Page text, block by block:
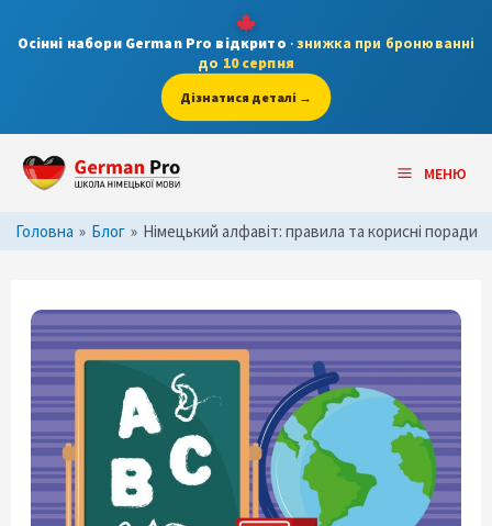
Осінні набори German Pro відкрито ·знижка при бронюванні
до 10 серпня
Дізнатися деталі →
Main
Menu
МЕНЮ
Головна » Блог » Німецький алфавіт: правила та корисні поради
navigation